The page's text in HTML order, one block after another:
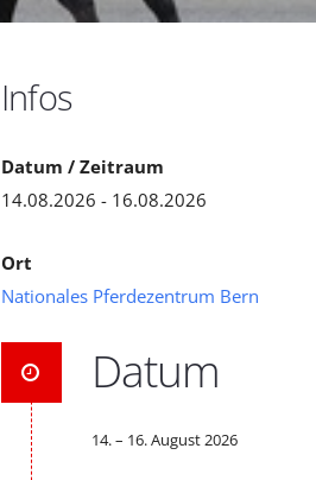
Infos
Datum / Zeitraum
14.08.2026 - 16.08.2026
Ort
Nationales Pferdezentrum Bern
Datum
14. – 16. August 2026